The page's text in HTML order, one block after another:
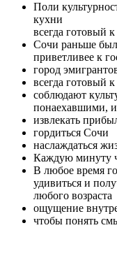
Поли
кухни
всегда готовый
Сочи раньше
приветливее к
город
всегда готовый
соблюдают
понаехавшими,
извлекать
гордиться Сочи
наслаждаться
Каждую минуту
В любое время
удивиться и
любого возраста
ощущение
чтобы понять